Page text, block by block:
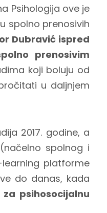
Psihologija ove je
spolno prenosivih
Dubravić ispred
prenosivim
koji boluju od
u daljnjem
2017. godine, a
spolnog i
platforme
do danas, kada
za psihosocijalnu